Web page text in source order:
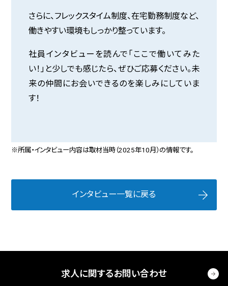
さらに、フレックスタイム制度、在宅勤務制度など、
働きやすい環境もしっかり整っています。
社員インタビューを読んで「ここで働いてみた
い！」と少しでも感じたら、ぜひご応募ください。未
来の仲間にお会いできるのを楽しみにしていま
す！
※所属・インタビュー内容は取材当時（2025年10月）の情報です。
インタビュー一覧に戻る
求人に関するお問い合わせ